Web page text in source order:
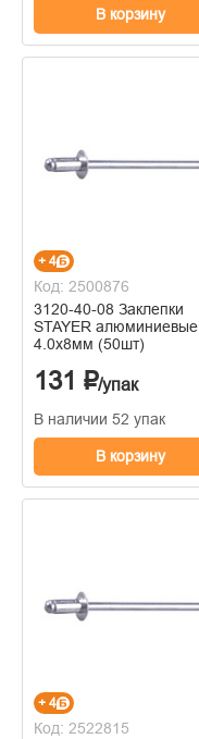
В корзину
+ 4
Код: 2500876
3120-40-08 Заклепки
STAYER алюминиевые
4.0х8мм (50шт)
131 ₽/упак
В наличии 52 упак
В корзину
+ 4
Код: 2522815